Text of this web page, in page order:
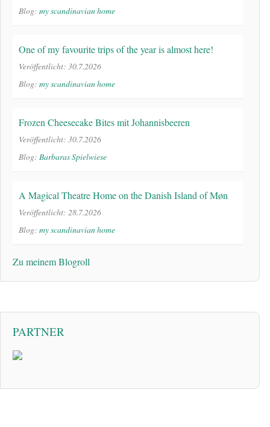
Blog: my scandinavian home
One of my favourite trips of the year is almost here!
Veröffentlicht: 30.7.2026
Blog: my scandinavian home
Frozen Cheesecake Bites mit Johannisbeeren
Veröffentlicht: 30.7.2026
Blog: Barbaras Spielwiese
A Magical Theatre Home on the Danish Island of Møn
Veröffentlicht: 28.7.2026
Blog: my scandinavian home
Zu meinem Blogroll
PARTNER